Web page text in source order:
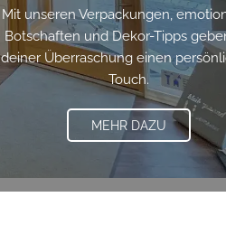
Mit unseren Verpackungen,
Botschaften und Dekor-Tipps
deiner Überraschung einen
Touch.
MEHR DAZU